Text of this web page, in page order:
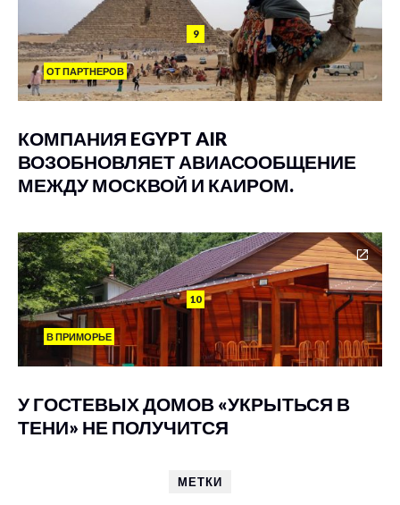
9
ОТ ПАРТНЕРОВ
КОМПАНИЯ EGYPT AIR
ВОЗОБНОВЛЯЕТ АВИАСООБЩЕНИЕ
МЕЖДУ МОСКВОЙ И КАИРОМ.
10
В ПРИМОРЬЕ
У ГОСТЕВЫХ ДОМОВ «УКРЫТЬСЯ В
ТЕНИ» НЕ ПОЛУЧИТСЯ
МЕТКИ